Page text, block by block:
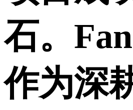
石。
作为深